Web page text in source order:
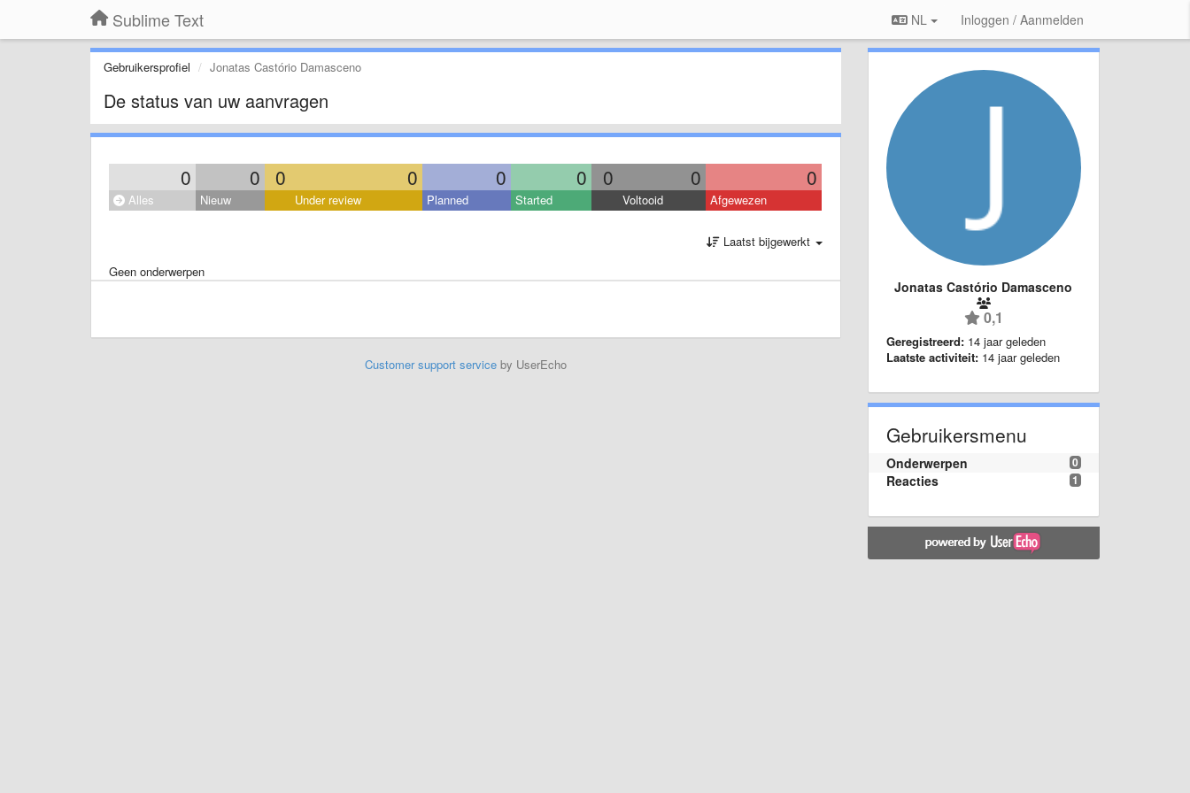
Sublime Text NL Inloggen / Aanmelden
Gebruikersprofiel Jonatas Castório Damasceno
De status van uw aanvragen
0 0 0 0 0 0 0 0 0
Alles Nieuw Under review Planned Started Voltooid Afgewezen
Laatst bijgewerkt
Geen onderwerpen
Customer support serviceby UserEcho
Jonatas Castório Damasceno
0,1
Geregistreerd: 14 jaar geleden
Laatste activiteit: 14 jaar geleden
Gebruikersmenu
0
Onderwerpen
1
Reacties